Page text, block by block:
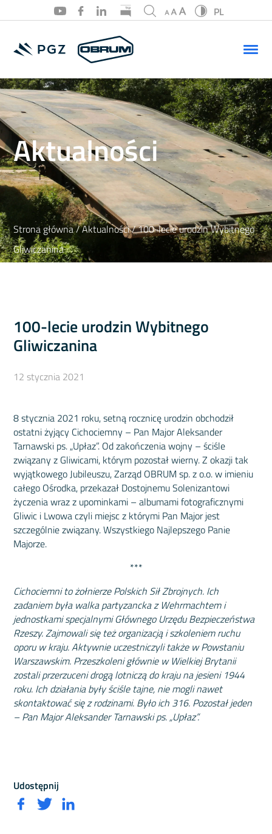
PL
Aktualności
Strona główna/Aktualności/ 100-lecie urodzin Wybitnego
Gliwiczanina
100-lecie urodzin Wybitnego
Gliwiczanina
12 stycznia 2021
8 stycznia 2021 roku, setną rocznicę urodzin obchodził
ostatni żyjący Cichociemny – Pan Major Aleksander
Tarnawski ps. „Upłaz”. Od zakończenia wojny – ściśle
związany z Gliwicami, którym pozostał wierny. Z okazji tak
wyjątkowego Jubileuszu, Zarząd OBRUM sp. z o.o. w imieniu
całego Ośrodka, przekazał Dostojnemu Solenizantowi
życzenia wraz z upominkami – albumami fotograficznymi
Gliwic i Lwowa czyli miejsc z którymi Pan Major jest
szczególnie związany. Wszystkiego Najlepszego Panie
Majorze.
***
Cichociemni to żołnierze Polskich Sił Zbrojnych. Ich
zadaniem była walka partyzancka z Wehrmachtem i
jednostkami specjalnymi Głównego Urzędu Bezpieczeństwa
Rzeszy. Zajmowali się też organizacją i szkoleniem ruchu
oporu w kraju. Aktywnie uczestniczyli także w Powstaniu
Warszawskim. Przeszkoleni głównie w Wielkiej Brytanii
zostali przerzuceni drogą lotniczą do kraju na jesieni 1944
roku. Ich działania były ściśle tajne, nie mogli nawet
skontaktować się z rodzinami. Było ich 316. Pozostał jeden
– Pan Major Aleksander Tarnawski ps. „Upłaz”.
Udostępnij